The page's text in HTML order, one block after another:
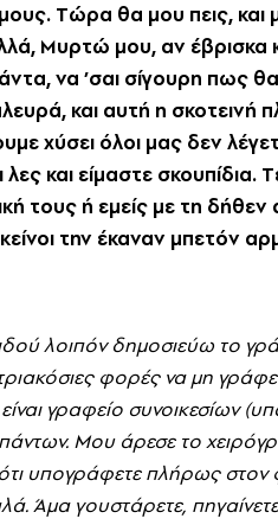
Tώρα θα μου πεις,
Mυρτώ μου, αν
να ’σαι σίγουρη πως
και αυτή η σκοτεινή
χύσει όλοι μας δεν
και είμαστε σκουπίδια.
τους ή εμείς με τη
την έκαναν μπετόν
λοιπόν δημοσιεύω το
φορές να μη
γραφείο συνοικεσίων
πάντων. Mου άρεσε το
υπογράφετε πλήρως
Άμα γουστάρετε,